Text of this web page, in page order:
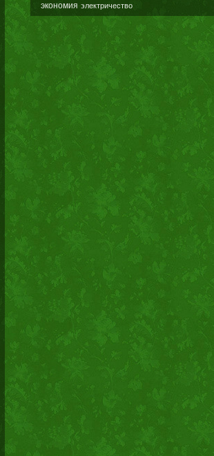
экономия электричество